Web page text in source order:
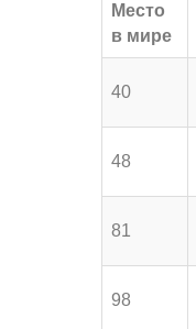
Место
в мире
40
48
81
98